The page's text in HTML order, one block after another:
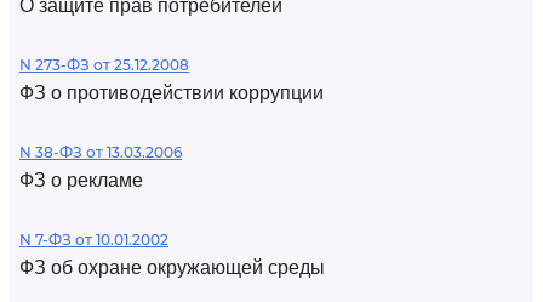
О защите прав потребителей
N 273-ФЗ от 25.12.2008
ФЗ о противодействии коррупции
N 38-ФЗ от 13.03.2006
ФЗ о рекламе
N 7-ФЗ от 10.01.2002
ФЗ об охране окружающей среды